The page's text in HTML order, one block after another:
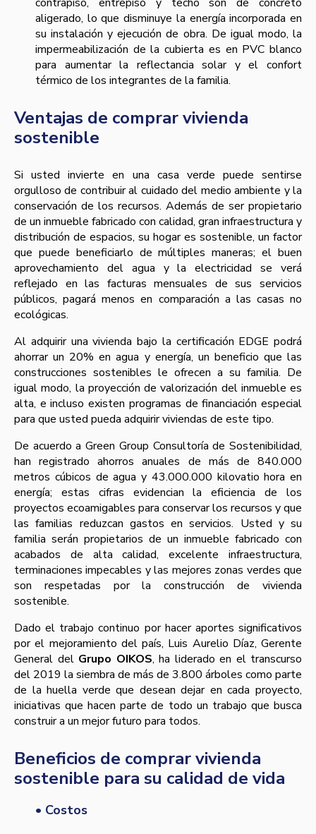
aligerado, lo que disminuye la energía incorporada en
su instalación y ejecución de obra. De igual modo, la
impermeabilización de la cubierta es en PVC blanco
para aumentar la reflectancia solar y el confort
térmico de los integrantes de la familia.
Ventajas de comprar vivienda
sostenible
Si usted invierte en una casa verde puede sentirse
orgulloso de contribuir al cuidado del medio ambiente y la
conservación de los recursos. Además de ser propietario
de un inmueble fabricado con calidad, gran infraestructura y
distribución de espacios, su hogar es sostenible, un factor
que puede beneficiarlo de múltiples maneras; el buen
aprovechamiento del agua y la electricidad se verá
reflejado en las facturas mensuales de sus servicios
públicos, pagará menos en comparación a las casas no
ecológicas.
Al adquirir una vivienda bajo la certificación EDGE podrá
ahorrar un 20% en agua y energía, un beneficio que las
construcciones sostenibles le ofrecen a su familia. De
igual modo, la proyección de valorización del inmueble es
alta, e incluso existen programas de financiación especial
para que usted pueda adquirir viviendas de este tipo.
De acuerdo a Green Group Consultoría de Sostenibilidad,
han registrado ahorros anuales de más de 840.000
metros cúbicos de agua y 43.000.000 kilovatio hora en
energía; estas cifras evidencian la eficiencia de los
proyectos ecoamigables para conservar los recursos y que
las familias reduzcan gastos en servicios. Usted y su
familia serán propietarios de un inmueble fabricado con
acabados de alta calidad, excelente infraestructura,
terminaciones impecables y las mejores zonas verdes que
son respetadas por la construcción de vivienda
sostenible.
Dado el trabajo continuo por hacer aportes significativos
por el mejoramiento del país, Luis Aurelio Díaz, Gerente
General del Grupo OIKOS, ha liderado en el transcurso
del 2019 la siembra de más de 3.800 árboles como parte
de la huella verde que desean dejar en cada proyecto,
iniciativas que hacen parte de todo un trabajo que busca
construir a un mejor futuro para todos.
Beneficios de comprar vivienda
sostenible para su calidad de vida
• Costos